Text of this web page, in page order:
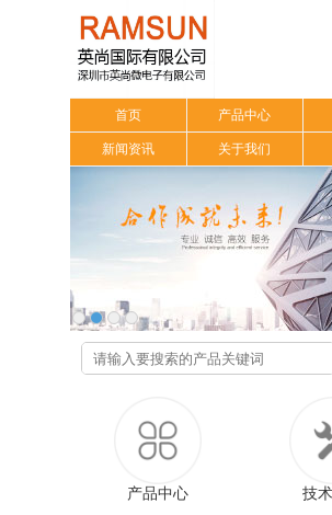
首页 产品中心
新闻资讯 关于我们
产品中心 技